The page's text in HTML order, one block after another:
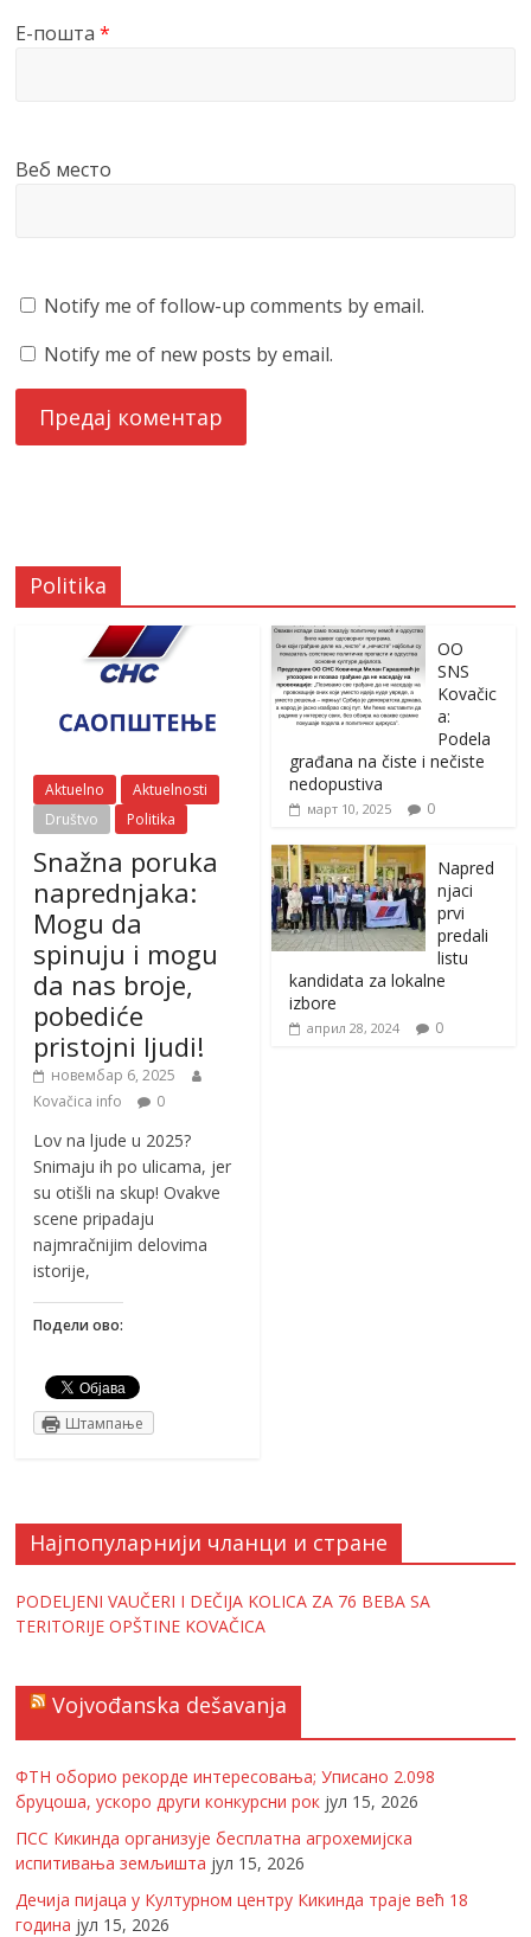
Е-пошта*
Веб место
Notify me of follow-up comments by email.
Notify me of new posts by email.
Politika
Aktuelno
Aktuelnosti
Društvo
Politika
Snažna poruka
naprednjaka:
Mogu da
spinuju i mogu
da nas broje,
pobediće
pristojni ljudi!
новембар 6, 2025
Kovačica info
0
Lov na ljude u 2025?
Snimaju ih po ulicama, jer
su otišli na skup! Ovakve
scene pripadaju
najmračnijim delovima
istorije,
Подели ово:
Штампање
OO
SNS
Kovačic
a:
Podela
građana na čiste i nečiste
nedopustiva
март 10, 2025 0
Napred
njaci
prvi
predali
listu
kandidata za lokalne
izbore
април 28, 2024 0
Најпопуларнији чланци и стране
PODELJENI VAUČERI I DEČIJA KOLICA ZA 76 BEBA SA
TERITORIJE OPŠTINE KOVAČICA
Vojvođanska dešavanja
ФТН оборио рекорде интересовања; Уписано 2.098
бруцоша, ускоро други конкурсни рок јул 15, 2026
ПСС Кикинда организује бесплатна агрохемијска
испитивања земљишта јул 15, 2026
Дечија пијаца у Културном центру Кикинда траје већ 18
година јул 15, 2026